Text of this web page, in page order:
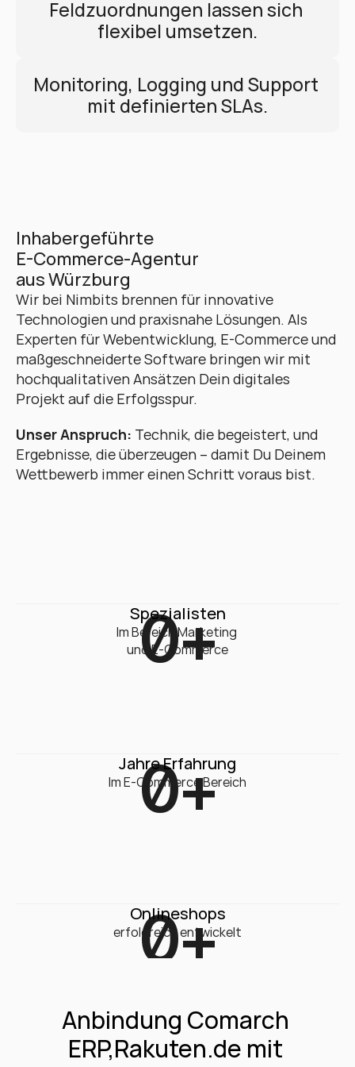
Feldzuordnungen lassen sich
flexibel umsetzen.
Monitoring, Logging und Support
mit definierten SLAs.
Inhabergeführte
E-Commerce-Agentur
aus Würzburg
Wir bei Nimbits brennen für innovative
Technologien und praxisnahe Lösungen. Als
Experten für Webentwicklung, E-Commerce und
maßgeschneiderte Software bringen wir mit
hochqualitativen Ansätzen Dein digitales
Projekt auf die Erfolgsspur.
Unser Anspruch: Technik, die begeistert, und
Ergebnisse, die überzeugen – damit Du Deinem
Wettbewerb immer einen Schritt voraus bist.
0+
Spezialisten
Im Bereich Marketing
und E-Commerce
0+
Jahre Erfahrung
Im E-Commerce Bereich
0+
Onlineshops
erfolgreich entwickelt
Anbindung Comarch
ERP,Rakuten.de mit